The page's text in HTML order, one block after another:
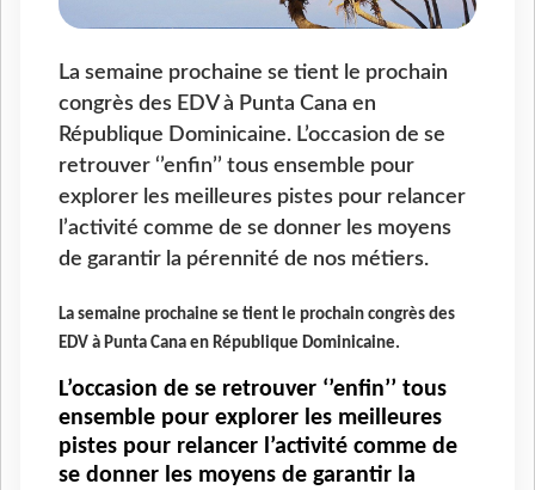
La semaine prochaine se tient le prochain
congrès des EDV à Punta Cana en
République Dominicaine. L’occasion de se
retrouver ‘’enfin’’ tous ensemble pour
explorer les meilleures pistes pour relancer
l’activité comme de se donner les moyens
de garantir la pérennité de nos métiers.
La semaine prochaine se tient le prochain congrès des
EDV à Punta Cana en République Dominicaine.
L’occasion de se retrouver ‘’enfin’’ tous
ensemble pour explorer les meilleures
pistes pour relancer l’activité comme de
se donner les moyens de garantir la